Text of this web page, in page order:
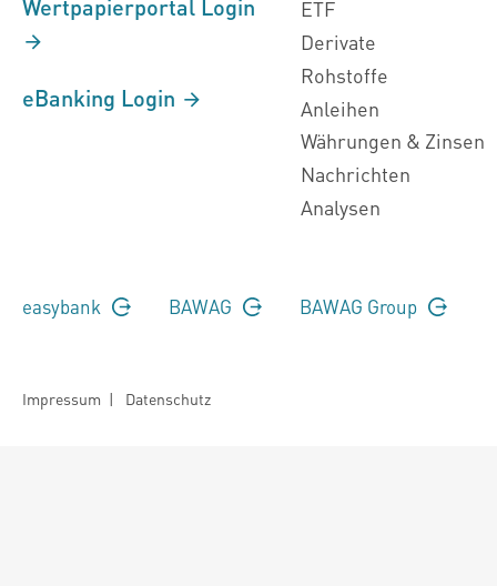
Wertpapierportal Login
eBanking Login
ETF
Derivate
Rohstoffe
Anleihen
Währungen & Zinsen
Nachrichten
Analysen
easybank BAWAG BAWAG Group
Impressum | Datenschutz